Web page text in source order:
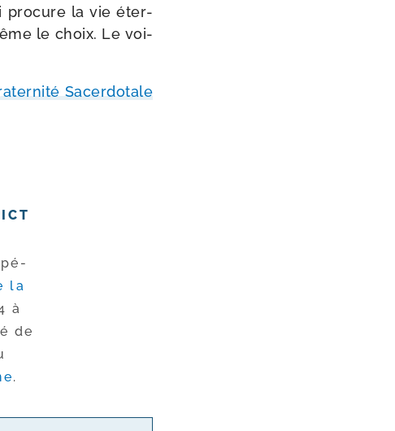
pro­cure la vie éter­
le choix. Le voi­
Sacerdotale
la
à
de
.